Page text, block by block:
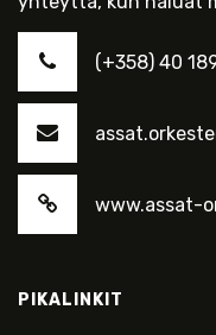
(+358) 40
www.assat-
PIKALINKIT